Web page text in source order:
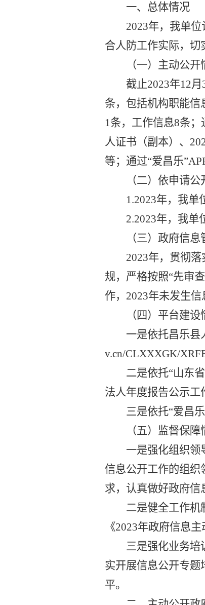
一、总体情况
2023年，我单
合人防工作实际，切
（一）主动公开
截止2023年12
条，包括机构职能信
1条，工作信息8条；
人证书（副本）、 20
等；通过“爱昌乐”
（二）依申请公
1.2023年，我单
2.2023年，我单
（三）政府信
2023年， 贯彻落
规， 严格按照“先审
作， 2023年未发生
（四）平台建设
一是依托昌乐县
v.cn/CLXXXGK/
二是依托“山东
法人年度报告公示工
三是依托“爱昌
（五）监督保障
一是强化组织领
信息公开工作的组织
求，认真做好政府信
二是健全工作机
《2023年政府信息主
三是强化业务培
实开展信息公开专题
平。